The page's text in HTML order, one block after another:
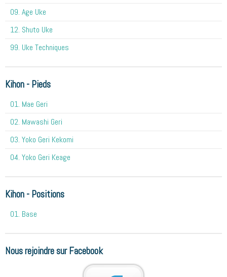
09. Age Uke
12. Shuto Uke
99. Uke Techniques
Kihon - Pieds
01. Mae Geri
02. Mawashi Geri
03. Yoko Geri Kekomi
04. Yoko Geri Keage
Kihon - Positions
01. Base
Nous rejoindre sur Facebook